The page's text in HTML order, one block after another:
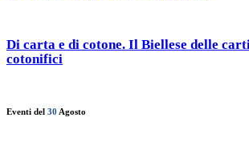
Di carta e di cotone. Il Biellese delle
cotonifici
Eventi del 30 Agosto